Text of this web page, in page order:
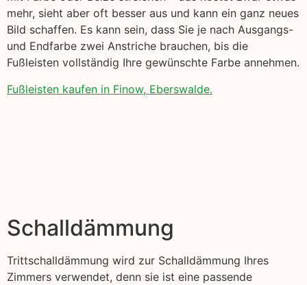
mehr, sieht aber oft besser aus und kann ein ganz neues
Bild schaffen. Es kann sein, dass Sie je nach Ausgangs-
und Endfarbe zwei Anstriche brauchen, bis die
Fußleisten vollständig Ihre gewünschte Farbe annehmen.
Fußleisten kaufen in Finow, Eberswalde.
Schalldämmung
Trittschalldämmung wird zur Schalldämmung Ihres
Zimmers verwendet, denn sie ist eine passende